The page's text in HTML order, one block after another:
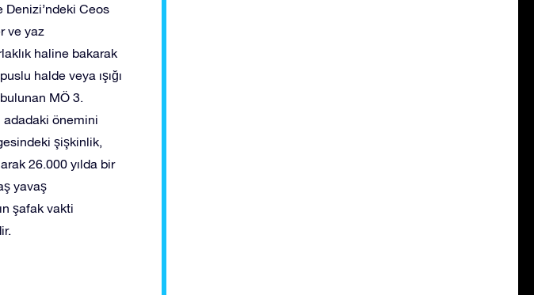
Denizi’ndeki Ceos
ve yaz
haline bakarak
halde veya ışığı
MÖ 3.
adadaki önemini
şişkinlik,
26.000 yılda bir
yavaş
şafak vakti